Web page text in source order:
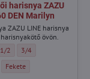
60 DEN Marilyn - Méret:
D11 60 DEN Marilyn -
NATTI D11 60 DEN
harisnya ZAZU
DEN Marilyn
ZAZU LINE harisnya
övön.
Fekete női harisnya ZAZU
1/2 Fekete női harisnya
3/4
Fekete női harisnya ZAZU
Fekete